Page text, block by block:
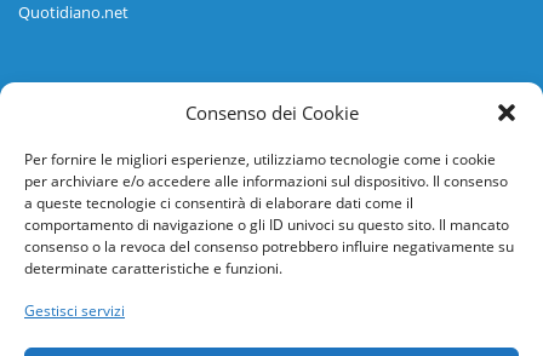
Consenso dei Cookie
Per fornire le migliori esperienze, utilizziamo tecnologie come i cookie
per archiviare e/o accedere alle informazioni sul dispositivo. Il consenso
a queste tecnologie ci consentirà di elaborare dati come il
comportamento di navigazione o gli ID univoci su questo sito. Il mancato
consenso o la revoca del consenso potrebbero influire negativamente su
determinate caratteristiche e funzioni.
Gestisci servizi
Quotidiano.net
Informazioni
Help desk
Guida rapida